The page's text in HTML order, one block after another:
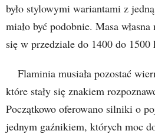
było stylowymi wariantami z
miało być podobnie. Masa własna
się w przedziale do 1400 do 1500
Flaminia musiała pozostać
które stały się znakiem
Początkowo oferowano silniki o
jednym gaźnikiem, których moc